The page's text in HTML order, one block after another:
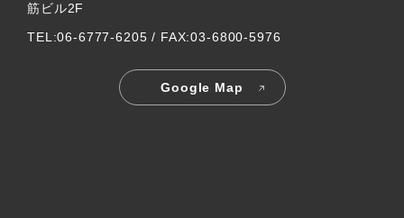
筋ビル2F
TEL:06-6777-6205 / FAX:03-6800-5976
Google Map